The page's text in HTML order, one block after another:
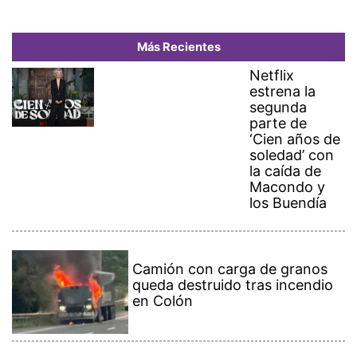
Más Recientes
Netflix
estrena la
segunda
parte de
‘Cien años de
soledad’ con
la caída de
Macondo y
los Buendía
Camión con carga de granos
queda destruido tras incendio
en Colón